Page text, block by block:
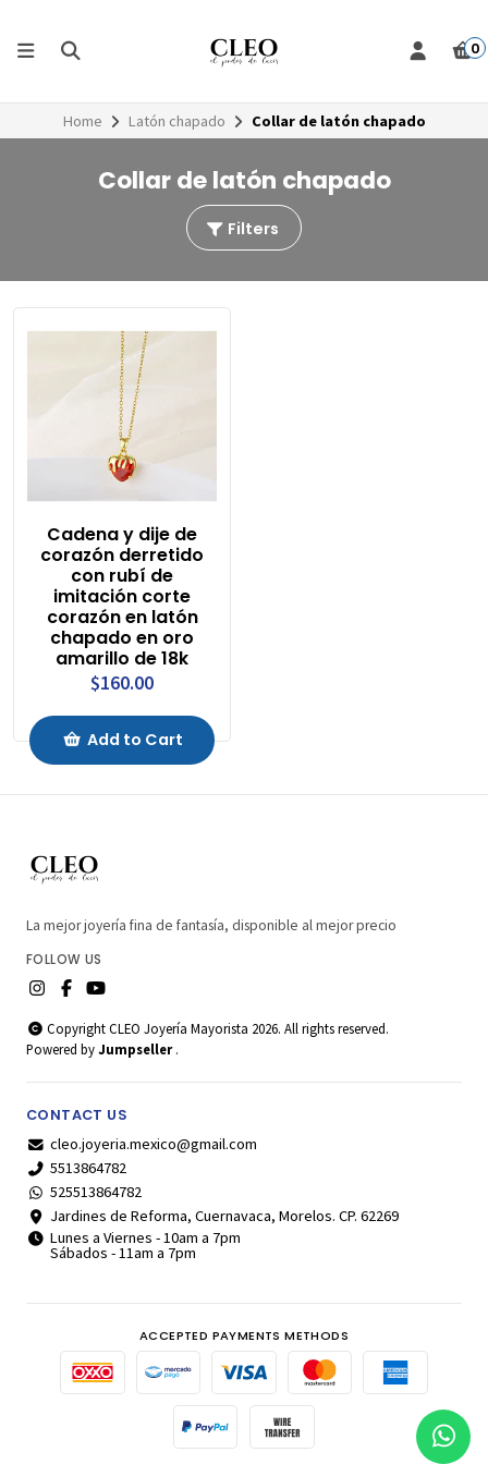
0
Home Latón chapado Collar de latón chapado
Collar de latón chapado
Filters
Cadena y dije de
corazón derretido
con rubí de
imitación corte
corazón en latón
chapado en oro
amarillo de 18k
$160.00
Add to Cart
La mejor joyería fina de fantasía, disponible al mejor precio
FOLLOW US
Copyright CLEO Joyería Mayorista 2026. All rights reserved.
Powered byJumpseller .
CONTACT US
cleo.joyeria.mexico@gmail.com
5513864782
525513864782
Jardines de Reforma, Cuernavaca, Morelos. CP. 62269
Lunes a Viernes - 10am a 7pm
Sábados - 11am a 7pm
ACCEPTED PAYMENTS METHODS